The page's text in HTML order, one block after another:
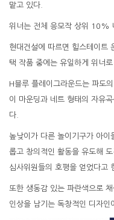
맡고 있다.
위너는 전체 응모작 상위 10%
현대건설에 따르면 힐스테이트
택 작품 중에는 유일하게 위너로
H블루 플레이그라운드는 파도
이 마운딩과 네트 형태의 자유
다.
높낮이가 다른 놀이기구가 아
롭고 창의적인 활동을 유도해
심사위원들의 호평을 얻었다고
또한 생동감 있는 파란색으로
인상을 남기는 독창적인 디자인